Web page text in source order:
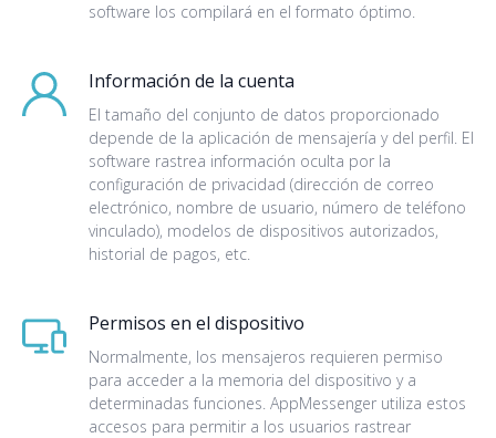
software los compilará en el formato óptimo.
Información de la cuenta
El tamaño del conjunto de datos proporcionado
depende de la aplicación de mensajería y del perfil. El
software rastrea información oculta por la
configuración de privacidad (dirección de correo
electrónico, nombre de usuario, número de teléfono
vinculado), modelos de dispositivos autorizados,
historial de pagos, etc.
Permisos en el dispositivo
Normalmente, los mensajeros requieren permiso
para acceder a la memoria del dispositivo y a
determinadas funciones. AppMessenger utiliza estos
accesos para permitir a los usuarios rastrear